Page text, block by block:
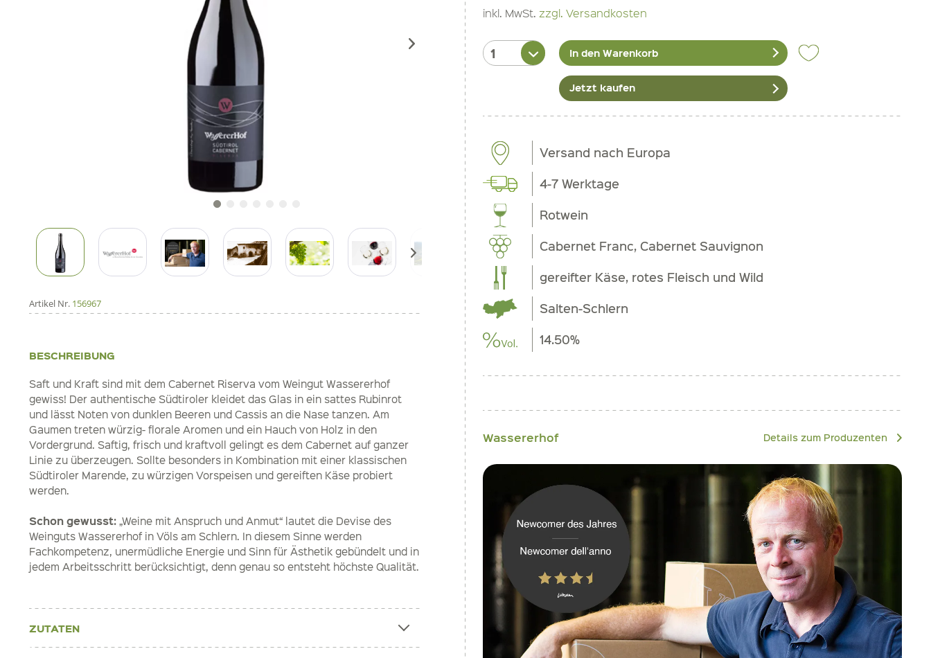
Artikel Nr. 156967
BESCHREIBUNG
Saft und Kraft sind mit dem Cabernet Riserva vom Weingut Wassererhof
gewiss! Der authentische Südtiroler kleidet das Glas in ein sattes Rubinrot
und lässt Noten von dunklen Beeren und Cassis an die Nase tanzen. Am
Gaumen treten würzig- florale Aromen und ein Hauch von Holz in den
Vordergrund. Saftig, frisch und kraftvoll gelingt es dem Cabernet auf ganzer
Linie zu überzeugen. Sollte besonders in Kombination mit einer klassischen
Südtiroler Marende, zu würzigen Vorspeisen und gereiften Käse probiert
werden.
Schon gewusst: „Weine mit Anspruch und Anmut“ lautet die Devise des
Weinguts Wassererhof in Völs am Schlern. In diesem Sinne werden
Fachkompetenz, unermüdliche Energie und Sinn für Ästhetik gebündelt und in
jedem Arbeitsschritt berücksichtigt, denn genau so entsteht höchste Qualität.
ZUTATEN
inkl. MwSt. zzgl. Versandkosten
In den Warenkorb
Jetzt kaufen
Versand nach Europa
4-7 Werktage
Rotwein
Cabernet Franc, Cabernet Sauvignon
gereifter Käse, rotes Fleisch und Wild
Salten-Schlern
14.50%
Wassererhof Details zum Produzenten